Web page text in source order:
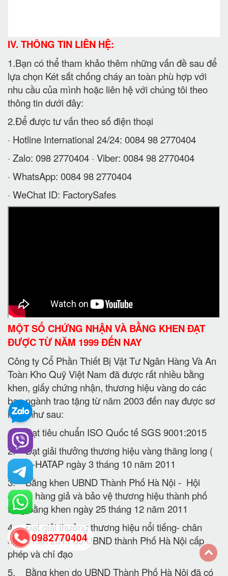
IV. THÔNG TIN LIÊN HỆ:
1.Bạn có thể tham khảo thêm những vấn đề sau để
lựa chọn Két sắt chống cháy an toàn phù hợp với
nhu cầu của mình hoặc liên hệ với chúng tôi theo
thông tin dưới đây:
2.Để được tư vấn theo số điện thoại
· Hotline International 24/24: 0084 98 2770404
· Zalo: 098 2770404 · Viber: 0084 98 2770404
· WhatsApp: 0084 98 2770404
· WeChat ID: FactorySafes
MỘT SỐ CHỨNG NHẬN VÀ BẰNG KHEN ĐẠT
ĐƯỢC TỪ NĂM 1999 ĐẾN NAY
Công ty Cổ Phần Thiết Bị Vật Tư Ngân Hàng Và An
Toàn Kho Quỹ Việt Nam đã được rất nhiều bằng
khen, giấy chứng nhận, thương hiệu vàng do các
ban ngành trao tặng từ năm 2003 đến nay được sơ
lược như sau:
1. Đạt tiêu chuẩn ISO Quốc tế SGS 9001:2015
2. Đạt giải thưởng thương hiệu vàng thăng long (
QĐ16-HATAP ngày 3 tháng 10 năm 2011
3. Bằng khen UBND Thành Phố Hà Nội - Hội
chống hàng giả và bảo vệ thương hiệu thành phố
tặng bằng khen ngày 25 tháng 12 năm 2011
4. Đạt giải thưởng thương hiệu nổi tiếng- chân
chính năn 2011 do UBND thành Phố Hà Nội cấp
phép và chỉ đạo
5. Bằng khen do UBND Thành Phố Hà Nội đã có
0982770404
back